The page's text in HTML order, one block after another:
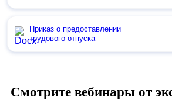
Приказ о предоставлении
трудового отпуска
Смотрите вебинары от